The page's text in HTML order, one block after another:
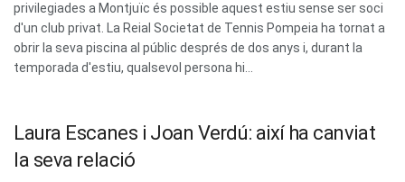
privilegiades a Montjuïc és possible aquest estiu sense ser soci
d'un club privat. La Reial Societat de Tennis Pompeia ha tornat a
obrir la seva piscina al públic després de dos anys i, durant la
temporada d'estiu, qualsevol persona hi...
Laura Escanes i Joan Verdú: així ha canviat
la seva relació